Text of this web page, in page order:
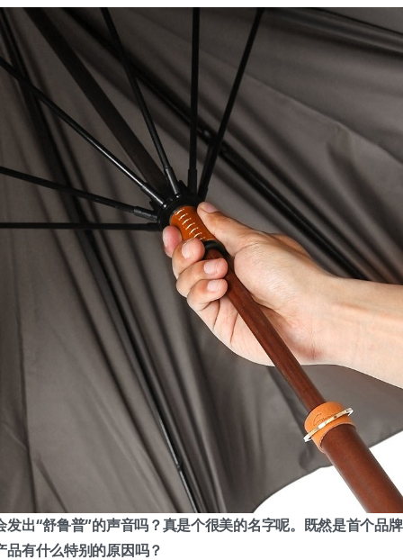
出“舒鲁普”的声音吗？真是个很美的名字呢。既然是首个品
有什么特别的原因吗？